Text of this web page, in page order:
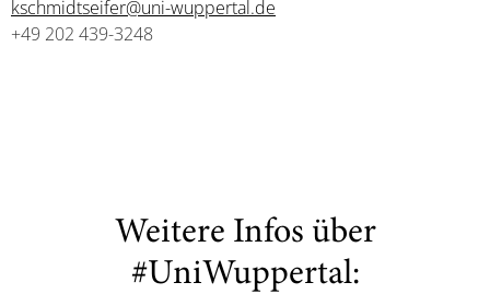
kschmidtseifer@uni-wuppertal.de
+49 202 439-3248
Weitere Infos über
#UniWuppertal: